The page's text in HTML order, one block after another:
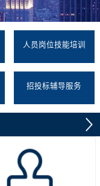
人员岗位技能培训
招投标辅导服务